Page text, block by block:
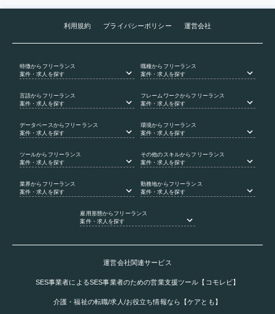
利用規約 プライバシーポリシー 運営会社
特徴からフリーランス
案件・求人を探す
職種からフリーランス
案件・求人を探す
言語からフリーランス
案件・求人を探す
フレームワークからフリーランス
案件・求人を探す
データベース からフリーランス
案件・求人を探す
環境からフリーランス
案件・求人を探す
ツールからフリーランス
案件・求人を探す
その他のスキルからフリーランス
案件・求人を探す
業界からフリーランス
案件・求人を探す
勤務地からフリーランス
案件・求人を探す
雇用形態からフリーランス
案件・求人を探す
運営会社関連サービス
SES事業者によるSES事業者のための営業支援ツール【コモレビ】
介護・福祉の転職/求人/お役立ち情報なら【ケアとも】